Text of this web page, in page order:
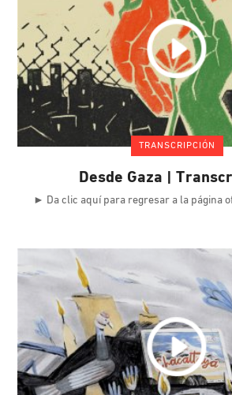
TRANSCRIPCIÓN
Desde Gaza |
► Da clic aquí para regresar a la página